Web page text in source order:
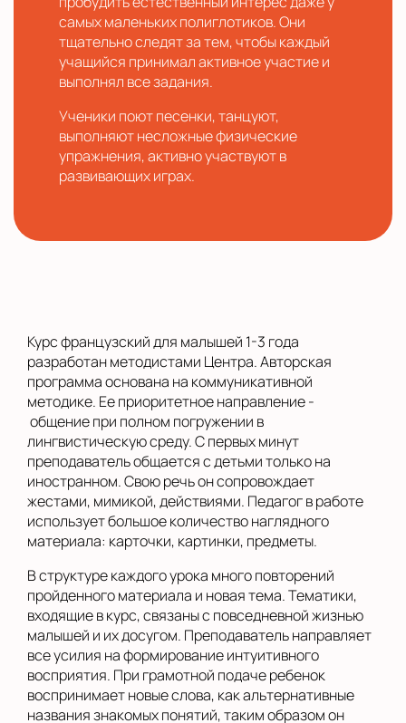
самых маленьких полиглотиков. Они
тщательно следят за тем, чтобы каждый
учащийся принимал активное участие и
выполнял все задания.
Ученики поют песенки, танцуют,
выполняют несложные физические
упражнения, активно участвуют в
развивающих играх.
Курс французский для малышей 1-3 года
разработан методистами Центра. Авторская
программа основана на коммуникативной
методике. Ее приоритетное направление -
общение при полном погружении в
лингвистическую среду. С первых минут
преподаватель общается с детьми только на
иностранном. Свою речь он сопровождает
жестами, мимикой, действиями. Педагог в работе
использует большое количество наглядного
материала: карточки, картинки, предметы.
В структуре каждого урока много повторений
пройденного материала и новая тема. Тематики,
входящие в курс, связаны с повседневной жизнью
малышей и их досугом. Преподаватель направляет
все усилия на формирование интуитивного
восприятия. При грамотной подаче ребенок
воспринимает новые слова, как альтернативные
названия знакомых понятий, таким образом он